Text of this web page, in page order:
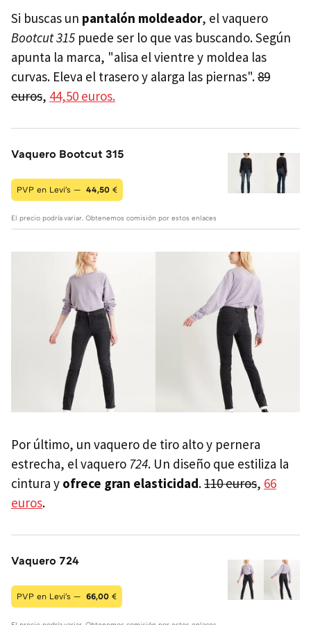
Si buscas un pantalón moldeador, el vaquero
Bootcut 315 puede ser lo que vas buscando. Según
apunta la marca, "alisa el vientre y moldea las
curvas. Eleva el trasero y alarga las piernas".89
euros, 44,50 euros.
Vaquero Bootcut 315
PVP en Levi's — 44,50 €
El precio podría variar. Obtenemos comisión por estos enlaces
Por último, un vaquero de tiro alto y pernera
estrecha, el vaquero 724. Un diseño que estiliza la
cintura y ofrece gran elasticidad.110 euros, 66
euros.
Vaquero 724
PVP en Levi's — 66,00 €